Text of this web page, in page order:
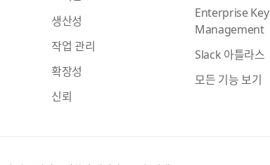
생산성
작업 관리
확장성
신뢰
Enterprise Key
Management
Slack 아틀라스
모든 기능 보기